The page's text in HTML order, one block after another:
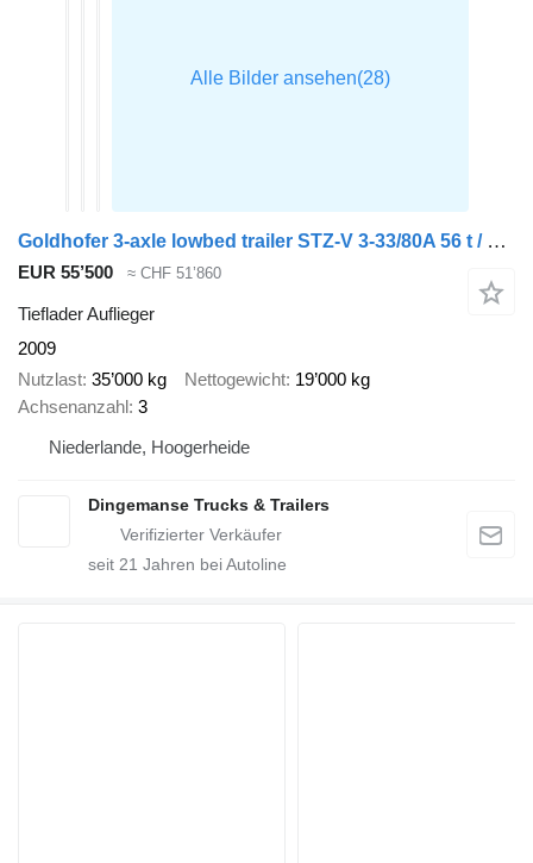
Goldhofer 3-axle lowbed trailer STZ-V 3-33/80A 56 t / ext. 13.6 m
EUR 55’500 ≈ CHF 51’860
Tieflader Auflieger
2009
Nutzlast 35’000 kg Nettogewicht 19’000 kg
Achsenanzahl 3
Niederlande, Hoogerheide
Dingemanse Trucks & Trailers
seit 21 Jahren bei Autoline